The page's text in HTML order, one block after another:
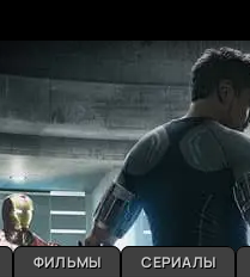
ФИЛЬМЫ СЕРИАЛЫ